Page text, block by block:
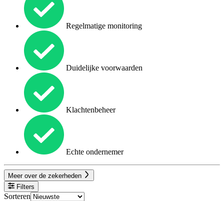
Regelmatige monitoring
Duidelijke voorwaarden
Klachtenbeheer
Echte ondernemer
Meer over de zekerheden
Filters
Sorteren